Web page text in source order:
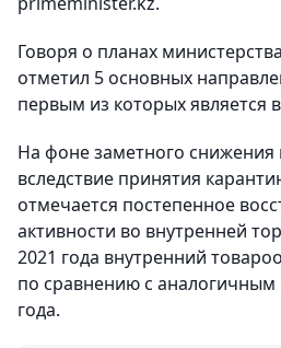
Говоря о планах
отметил 5 основных
первым из которых является
На фоне заметного снижения
вследствие принятия
отмечается постепенное
активности во внутренней
2021 года внутренний
по сравнению с
года.